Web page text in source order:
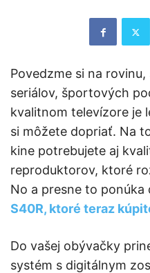
Povedzme si na
seriálov, športových
kvalitnom televízore je
si môžete dopriať. Na
kine potrebujete aj
reproduktorov, ktoré
No a presne to ponúka
S40R, ktoré teraz
Do vašej obývačky
systém s digitálnym